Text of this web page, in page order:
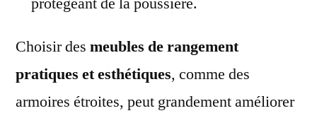
Choisir des meubles de rangement
pratiques et esthétiques, comme des
armoires étroites, peut grandement améliorer